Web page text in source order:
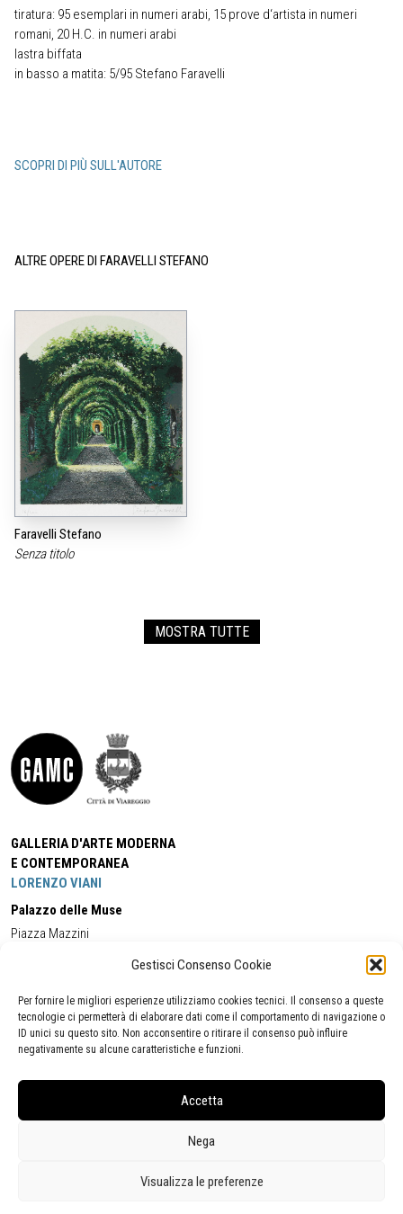
Gestisci Consenso Cookie
Per fornire le migliori esperienze utilizziamo cookies tecnici. Il consenso a queste
tecnologie ci permetterà di elaborare dati come il comportamento di navigazione o
ID unici su questo sito. Non acconsentire o ritirare il consenso può influire
negativamente su alcune caratteristiche e funzioni.
Accetta
Nega
Visualizza le preferenze
tiratura: 95 esemplari in numeri arabi, 15 prove d‘artista in numeri
romani, 20 H.C. in numeri arabi
lastra biffata
in basso a matita: 5/95 Stefano Faravelli
SCOPRI DI PIÙ SULL'AUTORE
ALTRE OPERE DI FARAVELLI STEFANO
Faravelli Stefano
Senza titolo
MOSTRA TUTTE
GALLERIA D'ARTE MODERNA
E CONTEMPORANEA
LORENZO VIANI
Palazzo delle Muse
Piazza Mazzini
Cell:+39 338 5714978 (orario apertura Galleria)
Tel:
+39 0584 944580
(orario 09.00/13.00)
Email:gamc@comune.viareggio.lu.it
Segnalazione di inaccessibilità